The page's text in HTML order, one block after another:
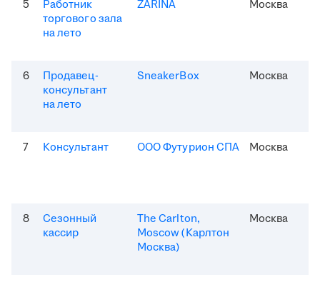
5
Работник
торгового зала
на лето
ZARINA Москва
6
Продавец-
консультант
на лето
SneakerBox Москва
7 Консультант ООО Футурион СПА Москва
8
Сезонный
кассир
The Carlton,
Moscow (Карлтон
Москва)
Москва